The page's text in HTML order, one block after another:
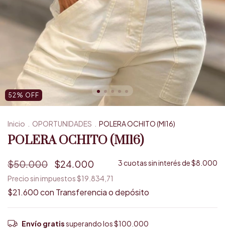
52% OFF
Inicio OPORTUNIDADES POLERA OCHITO (MI16)
POLERA OCHITO (MI16)
$50.000 $24.000 3cuotas sin interés de$8.000
Precio sin impuestos$19.834,71
$21.600con Transferencia o depósito
Envío gratissuperando los$100.000